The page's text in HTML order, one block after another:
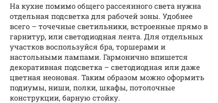
На кухне помимо общего рассеянного света нужна
отдельная подсветка для рабочей зоны. Удобнее
всего – точечные светильники, встроенные прямо в
гарнитур, или светодиодная лента. Для отдельных
участков воспользуйся бра, торшерами и
настольными лампами. Гармонично впишется
декоративная подсветка – светодиодная или даже
цветная неоновая. Таким образом можно оформить
подиумы, ниши, полки, шкафы, потолочные
конструкции, барную стойку.